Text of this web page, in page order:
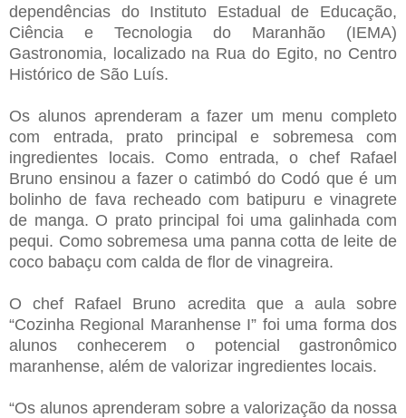
dependências do Instituto Estadual de Educação,
Ciência e Tecnologia do Maranhão (IEMA)
Gastronomia, localizado na Rua do Egito, no Centro
Histórico de São Luís.
Os alunos aprenderam a fazer um menu completo
com entrada, prato principal e sobremesa com
ingredientes locais. Como entrada, o chef Rafael
Bruno ensinou a fazer o catimbó do Codó que é um
bolinho de fava recheado com batipuru e vinagrete
de manga. O prato principal foi uma galinhada com
pequi. Como sobremesa uma panna cotta de leite de
coco babaçu com calda de flor de vinagreira.
O chef Rafael Bruno acredita que a aula sobre
“Cozinha Regional Maranhense I” foi uma forma dos
alunos conhecerem o potencial gastronômico
maranhense, além de valorizar ingredientes locais.
“Os alunos aprenderam sobre a valorização da nossa